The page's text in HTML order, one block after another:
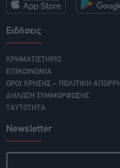
Ειδήσεις
ΧΡΗΜΑΤΙΣΤΗΡΙΟ
ΕΠΙΚΟΙΝΩΝΙΑ
ΟΡΟΙ ΧΡΗΣΗΣ – ΠΟΛΙΤΙΚΗ
ΔΗΛΩΣΗ ΣΥΜΜΟΡΦΩΣΗΣ
ΤΑΥΤΟΤΗΤΑ
Newsletter